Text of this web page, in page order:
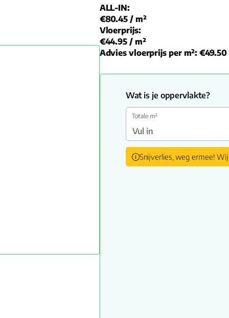
ALL-IN:
€80.45 / m²
Vloerprijs:
€44.95 / m²
Advies vloerprijs per m²: €49.50
Wat is je oppervlakte?
Totale m²
Snijverlies, weg ermee!